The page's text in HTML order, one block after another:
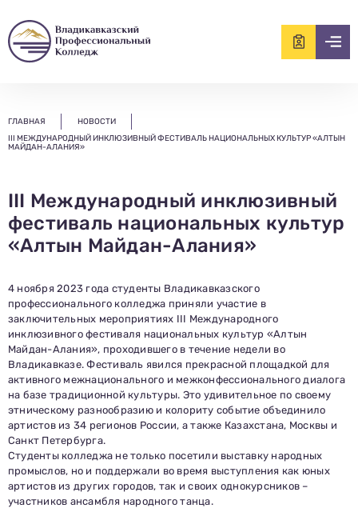
ГЛАВНАЯ
НОВОСТИ
III МЕЖДУНАРОДНЫЙ ИНКЛЮЗИВНЫЙ ФЕСТИВАЛЬ НАЦИОНАЛЬНЫХ КУЛЬТУР «АЛТЫН
МАЙДАН-АЛАНИЯ»
III Международный инклюзивный
фестиваль национальных культур
«Алтын Майдан-Алания»
4 ноября 2023 года студенты Владикавказского
профессионального колледжа приняли участие в
заключительных мероприятиях III Международного
инклюзивного фестиваля национальных культур «Алтын
Майдан-Алания», проходившего в течение недели во
Владикавказе. Фестиваль явился прекрасной площадкой для
активного межнационального и межконфессионального диалога
на базе традиционной культуры. Это удивительное по своему
этническому разнообразию и колориту событие объединило
артистов из 34 регионов России, а также Казахстана, Москвы и
Санкт Петербурга.
Студенты колледжа не только посетили выставку народных
промыслов, но и поддержали во время выступления как юных
артистов из других городов, так и своих однокурсников –
участников ансамбля народного танца.
В течение 15-20 минут с вами свяжется специалист
подобрать интересующую программу обучения.
Подготовь документы для поступления: паспорт, аттестат,